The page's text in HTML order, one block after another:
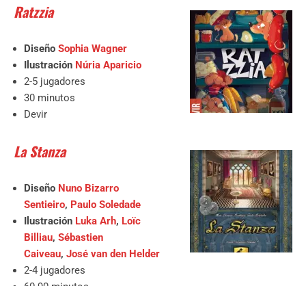
Ratzzia
Diseño Sophia Wagner
Ilustración Núria Aparicio
2-5 jugadores
30 minutos
Devir
La Stanza
Diseño Nuno Bizarro
Sentieiro, Paulo Soledade
Ilustración Luka Arh, Loïc
Billiau, Sébastien
Caiveau, José van den Helder
2-4 jugadores